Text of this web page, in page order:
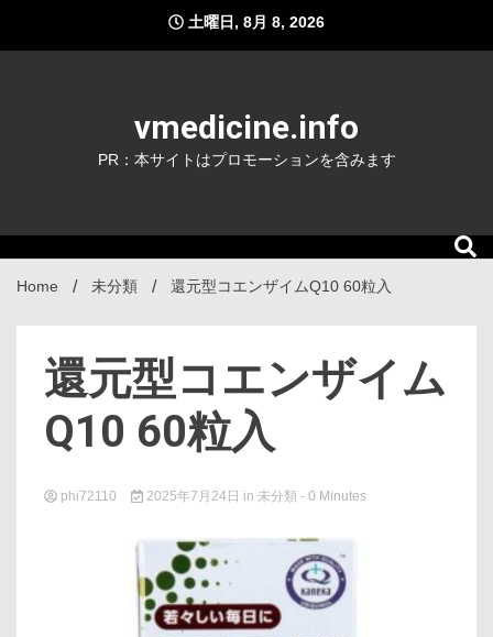
content
土曜日, 8月 8, 2026
vmedicine.info
PR：本サイトはプロモーションを含みます
Home 未分類 還元型コエンザイムQ10 60粒入
還元型コエンザイム
Q10 60粒入
phi72110 2025年7月24日 in 未分類 - 0 Minutes